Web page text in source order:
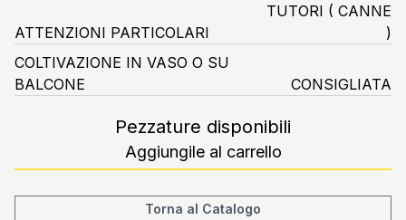
ATTENZIONI PARTICOLARI
TUTORI ( CANNE
)
COLTIVAZIONE IN VASO O SU
BALCONE
CONSIGLIATA
Pezzature disponibili
Aggiungile al carrello
Torna al Catalogo